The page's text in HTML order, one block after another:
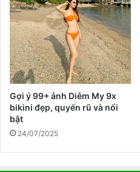
Gợi ý 99+ ảnh Diễm My 9x
bikini đẹp, quyến rũ và nổi
bật
24/07/2025